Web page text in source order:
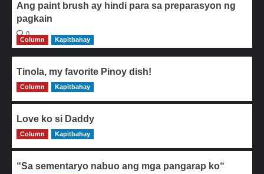
Ang paint brush ay hindi para sa preparasyon ng
pagkain
0
Column
Kapitbahay
Tinola, my favorite Pinoy dish!
0
Column Kapitbahay
Love ko si Daddy
0
Column Kapitbahay
“Sa sementaryo nabuo ang mga pangarap ko“